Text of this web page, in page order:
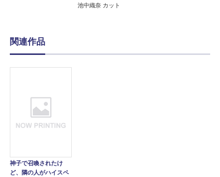
池中織奈 カット
関連作品
神子で召喚されたけ
ど、隣の人がハイスペ